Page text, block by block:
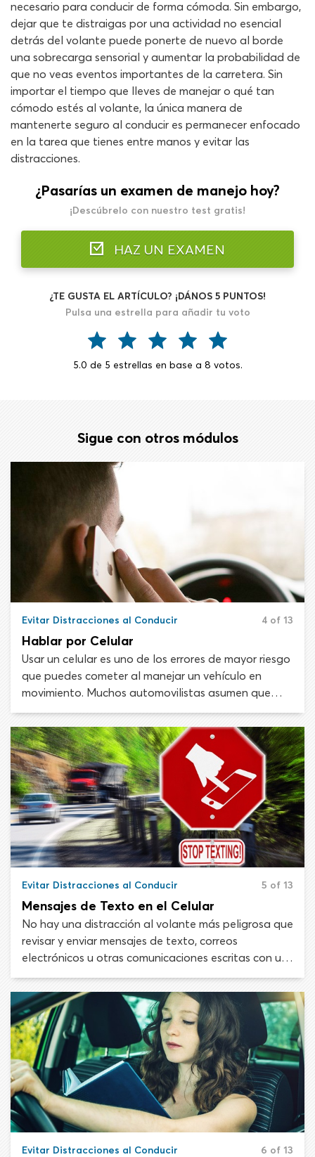
necesario para conducir de forma cómoda. Sin embargo,
dejar que te distraigas por una actividad no esencial
detrás del volante puede ponerte de nuevo al borde
una sobrecarga sensorial y aumentar la probabilidad de
que no veas eventos importantes de la carretera. Sin
importar el tiempo que lleves de manejar o qué tan
cómodo estés al volante, la única manera de
mantenerte seguro al conducir es permanecer enfocado
en la tarea que tienes entre manos y evitar las
distracciones.
¿Pasarías un examen de manejo hoy?
¡Descúbrelo con nuestro test gratis!
HAZ UN EXAMEN
¿TE GUSTA EL ARTÍCULO? ¡DÁNOS 5 PUNTOS!
Pulsa una estrella para añadir tu voto
5.0 de 5 estrellas en base a 8 votos.
Sigue con otros módulos
Evitar Distracciones al Conducir 4 of 13
Hablar por Celular
Usar un celular es uno de los errores de mayor riesgo
que puedes cometer al manejar un vehículo en
movimiento. Muchos automovilistas asumen que
esto aplica solo para el uso del celular en la mano,
pero la actividad de manos libres puede ser igual de
peligrosa.
Evitar Distracciones al Conducir 5 of 13
Mensajes de Texto en el Celular
No hay una distracción al volante más peligrosa que
revisar y enviar mensajes de texto, correos
electrónicos u otras comunicaciones escritas con un
dispositivo electrónico. Al escribir en tu celular o
dispositivo similar, tendrás una distracción visual,
manual y cognitiva de la tarea de manejo.
Evitar Distracciones al Conducir 6 of 13